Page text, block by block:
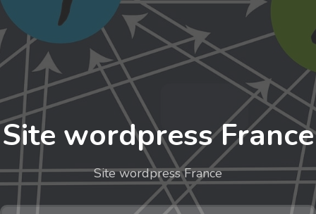
Site wordpress France
Site wordpress France